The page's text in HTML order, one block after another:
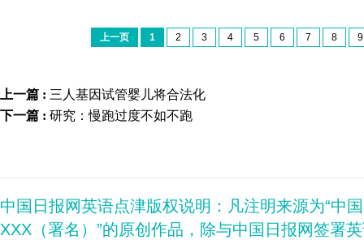
上一页 1 2 3 4 5 6 7 8 9
上一篇 : 三人基因试管婴儿将合法化
下一篇 : 研究：慢跑过度不如不跑
中国日报网英语点津版权说明：凡注明来源为“中
XXX（署名）”的原创作品，除与中国日报网签署